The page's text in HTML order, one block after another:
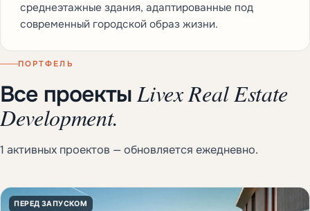
среднеэтажные здания, адаптированные под
современный городской образ жизни.
ПОРТФЕЛЬ
Все проектыLivex Real Estate
Development.
1 активных проектов — обновляется ежедневно.
ПЕРЕД ЗАПУСКОМ